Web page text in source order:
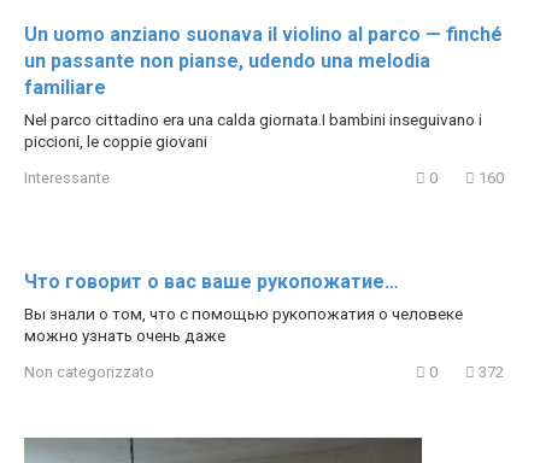
Un uomo anziano suonava il violino al parco — finché
un passante non pianse, udendo una melodia
familiare
Nel parco cittadino era una calda giornata.I bambini inseguivano i
piccioni, le coppie giovani
Interessante 0 160
Что говорит о вас ваше рукопожатие…
Вы знали о том, что с помощью рукопожатия о человеке
можно узнать очень даже
Non categorizzato 0 372